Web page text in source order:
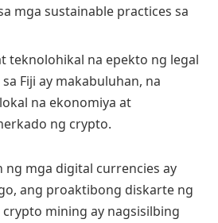
mga sustainable practices sa
teknolohikal na epekto ng legal
Fiji ay makabuluhan, na
na ekonomiya at
ng crypto.
ng mga digital currencies ay
ang proaktibong diskarte ng
crypto mining ay nagsisilbing